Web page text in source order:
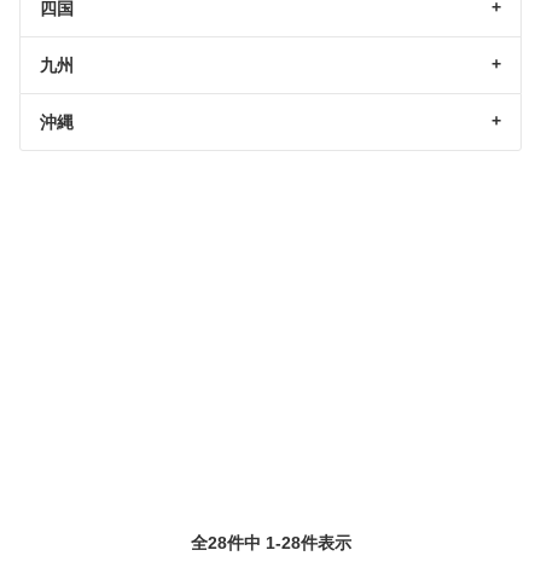
四国
九州
沖縄
全28件中 1-28件表示